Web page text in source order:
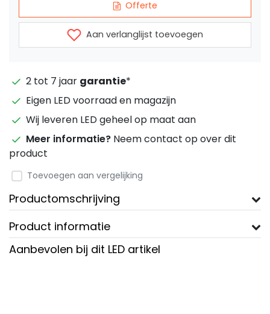
Offerte
Aan verlanglijst toevoegen
2 tot 7 jaar garantie*
Eigen LED voorraad en magazijn
Wij leveren LED geheel op maat aan
Meer informatie? Neem contact op over dit
product
Toevoegen aan vergelijking
Productomschrijving
Product informatie
Aanbevolen bij dit LED artikel